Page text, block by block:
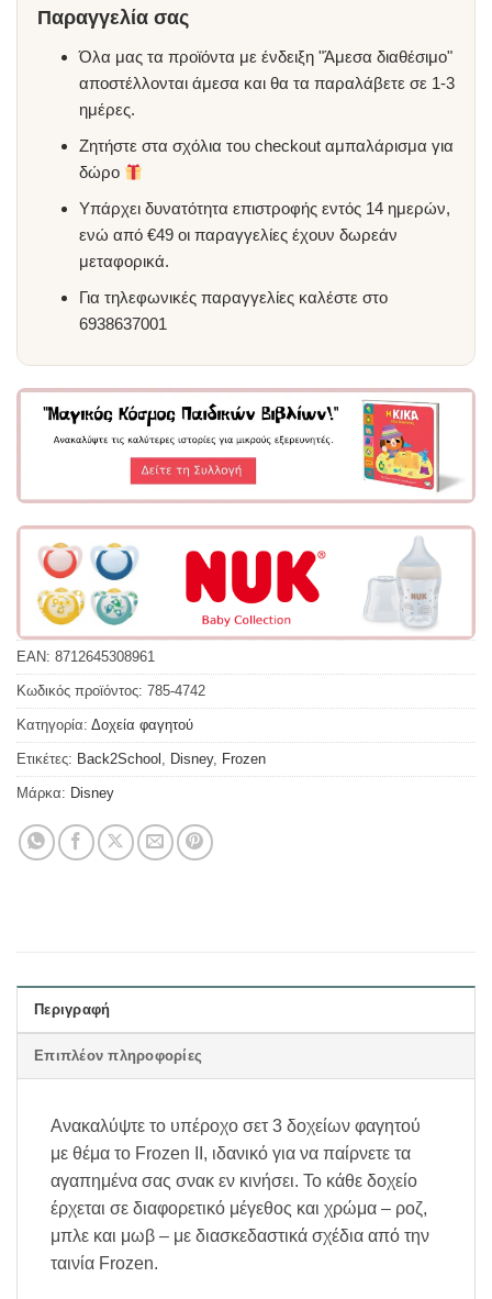
Παραγγελία σας
Όλα μας τα προϊόντα με ένδειξη "Άμεσα διαθέσιμο"
αποστέλλονται άμεσα και θα τα παραλάβετε σε 1-3
ημέρες.
Ζητήστε στα σχόλια του checkout αμπαλάρισμα για
δώρο
Υπάρχει δυνατότητα επιστροφής εντός 14 ημερών,
ενώ από €49 οι παραγγελίες έχουν δωρεάν
μεταφορικά.
Για τηλεφωνικές παραγγελίες καλέστε στο
6938637001
EAN: 8712645308961
Κωδικός προϊόντος: 785-4742
Κατηγορία: Δοχεία φαγητού
Ετικέτες: Back2School , Disney, Frozen
Μάρκα: Disney
Περιγραφή
Επιπλέον πληροφορίες
Ανακαλύψτε το υπέροχο σετ 3 δοχείων φαγητού
με θέμα το Frozen II, ιδανικό για να παίρνετε τα
αγαπημένα σας σνακ εν κινήσει. Το κάθε δοχείο
έρχεται σε διαφορετικό μέγεθος και χρώμα – ροζ,
μπλε και μωβ – με διασκεδαστικά σχέδια από την
ταινία Frozen.